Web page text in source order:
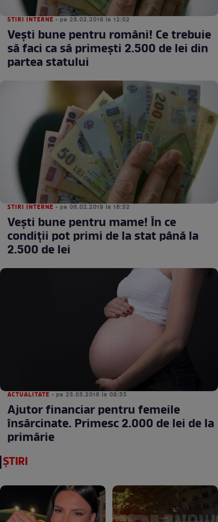
STIRI INTERNE • pe 26.02.2019 la 12:02
Veşti bune pentru români! Ce trebuie
să faci ca să primeşti 2.500 de lei din
partea statului
STIRI INTERNE • pe 06.02.2019 la 18:32
Veşti bune pentru mame! În ce
condiţii pot primi de la stat până la
2.500 de lei
ACTUALITATE • pe 23.03.2018 la 09:35
Ajutor financiar pentru femeile
însărcinate. Primesc 2.000 de lei de la
primărie
ȘTIRI